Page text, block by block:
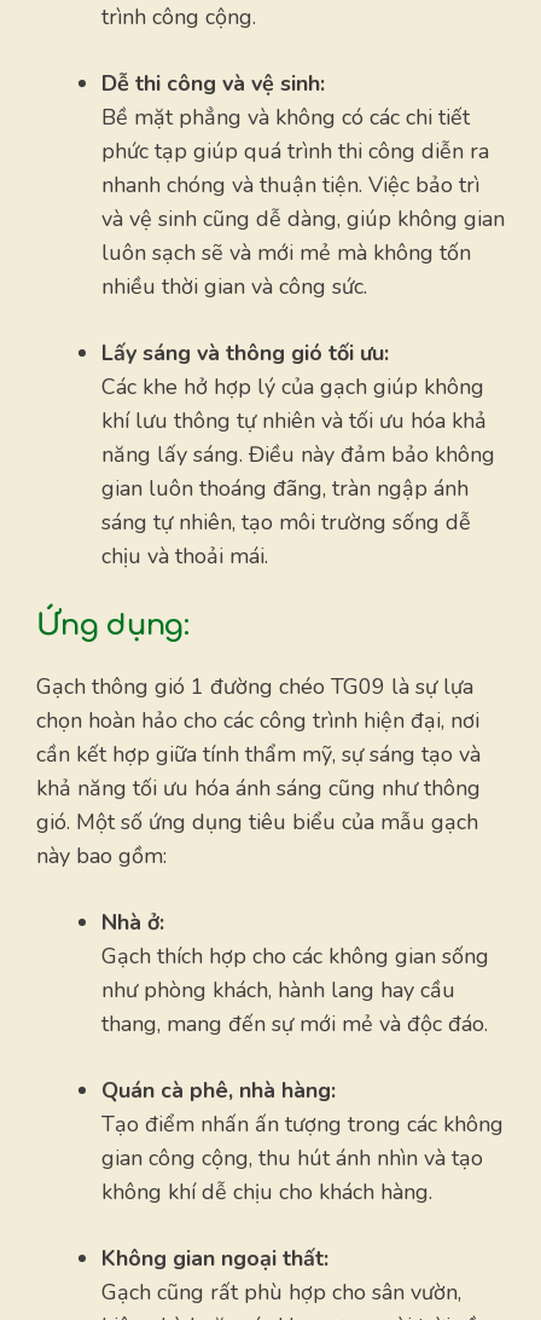
trình công cộng.
Dễ thi công và vệ sinh:
Bề mặt phẳng và không có các chi tiết
phức tạp giúp quá trình thi công diễn ra
nhanh chóng và thuận tiện. Việc bảo trì
và vệ sinh cũng dễ dàng, giúp không gian
luôn sạch sẽ và mới mẻ mà không tốn
nhiều thời gian và công sức.
Lấy sáng và thông gió tối ưu:
Các khe hở hợp lý của gạch giúp không
khí lưu thông tự nhiên và tối ưu hóa khả
năng lấy sáng. Điều này đảm bảo không
gian luôn thoáng đãng, tràn ngập ánh
sáng tự nhiên, tạo môi trường sống dễ
chịu và thoải mái.
Ứng dụng:
Gạch thông gió 1 đường chéo TG09 là sự lựa
chọn hoàn hảo cho các công trình hiện đại, nơi
cần kết hợp giữa tính thẩm mỹ, sự sáng tạo và
khả năng tối ưu hóa ánh sáng cũng như thông
gió. Một số ứng dụng tiêu biểu của mẫu gạch
này bao gồm:
Nhà ở:
Gạch thích hợp cho các không gian sống
như phòng khách, hành lang hay cầu
thang, mang đến sự mới mẻ và độc đáo.
Quán cà phê, nhà hàng:
Tạo điểm nhấn ấn tượng trong các không
gian công cộng, thu hút ánh nhìn và tạo
không khí dễ chịu cho khách hàng.
Không gian ngoại thất:
Gạch cũng rất phù hợp cho sân vườn,